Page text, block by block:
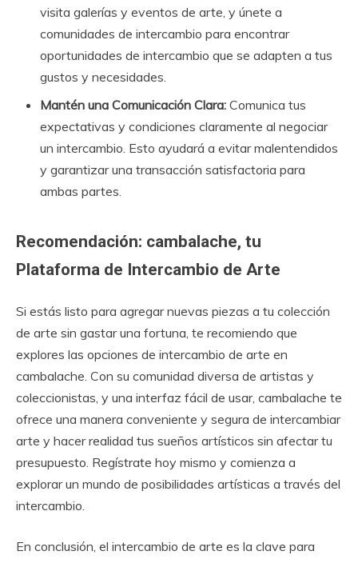
visita galerías y eventos de arte, y únete a
comunidades de intercambio para encontrar
oportunidades de intercambio que se adapten a tus
gustos y necesidades.
Mantén una Comunicación Clara: Comunica tus
expectativas y condiciones claramente al negociar
un intercambio. Esto ayudará a evitar malentendidos
y garantizar una transacción satisfactoria para
ambas partes.
Recomendación: cambalache, tu
Plataforma de Intercambio de Arte
Si estás listo para agregar nuevas piezas a tu colección
de arte sin gastar una fortuna, te recomiendo que
explores las opciones de intercambio de arte en
cambalache. Con su comunidad diversa de artistas y
coleccionistas, y una interfaz fácil de usar, cambalache te
ofrece una manera conveniente y segura de intercambiar
arte y hacer realidad tus sueños artísticos sin afectar tu
presupuesto. Regístrate hoy mismo y comienza a
explorar un mundo de posibilidades artísticas a través del
intercambio.
En conclusión, el intercambio de arte es la clave para